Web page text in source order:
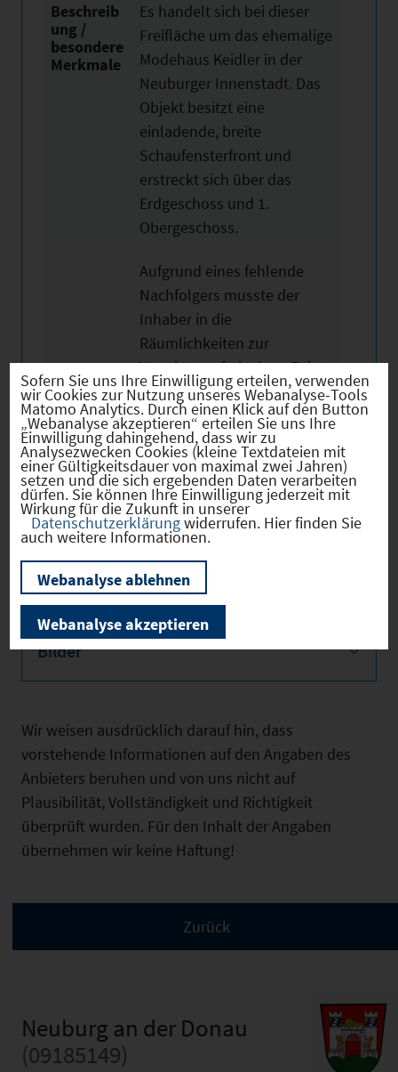
Beschreib
ung /
besondere
Merkmale
Es handelt sich bei dieser
Freifläche um das ehemalige
Modehaus Keidler in der
Neuburger Innenstadt. Das
Objekt besitzt eine
einladende, breite
Schaufensterfront und
erstreckt sich über das
Erdgeschoss und 1.
Obergeschoss.
Aufgrund eines fehlende
Nachfolgers musste der
Inhaber in die
Räumlichkeiten zur
Vermietung freigeben. Er ist
für alle Vorschläge und
Konzepte offen und
gesprächsbereit.
Weitere Objektmerkmale
Bilder
Wir weisen ausdrücklich darauf hin, dass
vorstehende Informationen auf den Angaben des
Anbieters beruhen und von uns nicht auf
Plausibilität, Vollständigkeit und Richtigkeit
überprüft wurden. Für den Inhalt der Angaben
übernehmen wir keine Haftung!
Neuburg an der Donau
(09185149)
Sofern Sie uns Ihre Einwilligung erteilen, verwenden
wir Cookies zur Nutzung unseres Webanalyse-Tools
Matomo Analytics. Durch einen Klick auf den Button
„Webanalyse akzeptieren“ erteilen Sie uns Ihre
Einwilligung dahingehend, dass wir zu
Analysezwecken Cookies (kleine Textdateien mit
einer Gültigkeitsdauer von maximal zwei Jahren)
setzen und die sich ergebenden Daten verarbeiten
dürfen. Sie können Ihre Einwilligung jederzeit mit
Wirkung für die Zukunft in unserer
Datenschutzerklärungwiderrufen. Hier finden Sie
auch weitere Informationen.
Webanalyse ablehnen
Webanalyse akzeptieren